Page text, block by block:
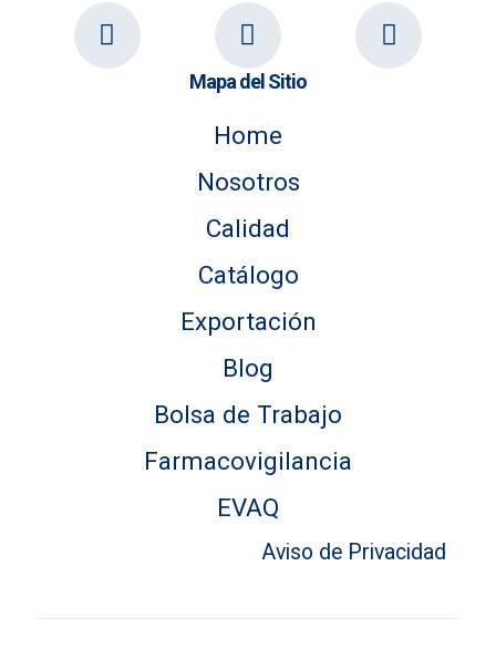
Mapa del Sitio
Home
Nosotros
Calidad
Catálogo
Exportación
Blog
Bolsa de Trabajo
Farmacovigilancia
EVAQ
Aviso de Privacidad